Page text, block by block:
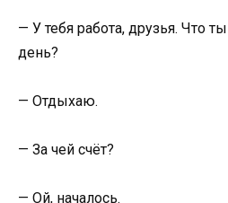
— У тебя работа, друзья. Что
день?
— Отдыхаю.
— За чей счёт?
— Ой, началось.